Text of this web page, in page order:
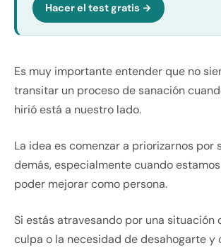
Hacer el test gratis →
Es muy importante entender que no
transitar un proceso de sanación
hirió está a nuestro lado.
La idea es comenzar a priorizarnos por
demás, especialmente cuando
poder mejorar como persona.
Si estás atravesando por una situación
culpa o la necesidad de desahogarte y